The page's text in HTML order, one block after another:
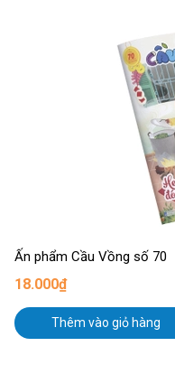
Ấn phẩm Cầu Vồng số 70
18.000₫
Thêm vào giỏ hàng